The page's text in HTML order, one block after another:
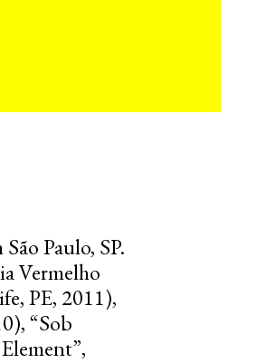
Paulo, SP.
Vermelho
PE, 2011),
“Sob